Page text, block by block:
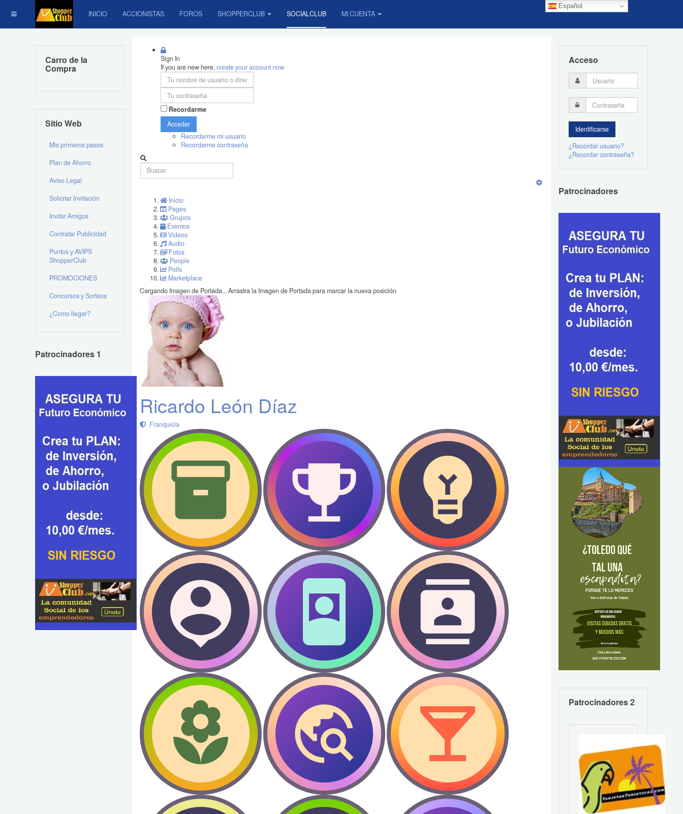
Español
INICIO ACCIONISTAS FOROS SHOPPERCLUB SOCIALCLUB MI CUENTA
Sign In
If you are new here,create your account now
Recordarme
Acceder
Recordarme mi usuario
Recordarme contraseña
Inicio
Pages
Grupos
Eventos
Videos
Audio
Fotos
People
Polls
Marketplace
Cargando Imagen de Portada...Arrastra la Imagen de Portada para marcar la nueva posición
Ricardo León Díaz
Franquicia
Carro de la
Compra
Sitio Web
Mis primeros pasos
Plan de Ahorro
Aviso Legal
Solicitar Invitación
Invitar Amigos
Contratar Publicidad
Puntos y AVIPS
ShopperClub
PROMOCIONES
Concursos y Sorteos
¿Como llegar?
Patrocinadores 1
Acceso
¿Recordar usuario?
¿Recordar contraseña?
Patrocinadores
Patrocinadores 2